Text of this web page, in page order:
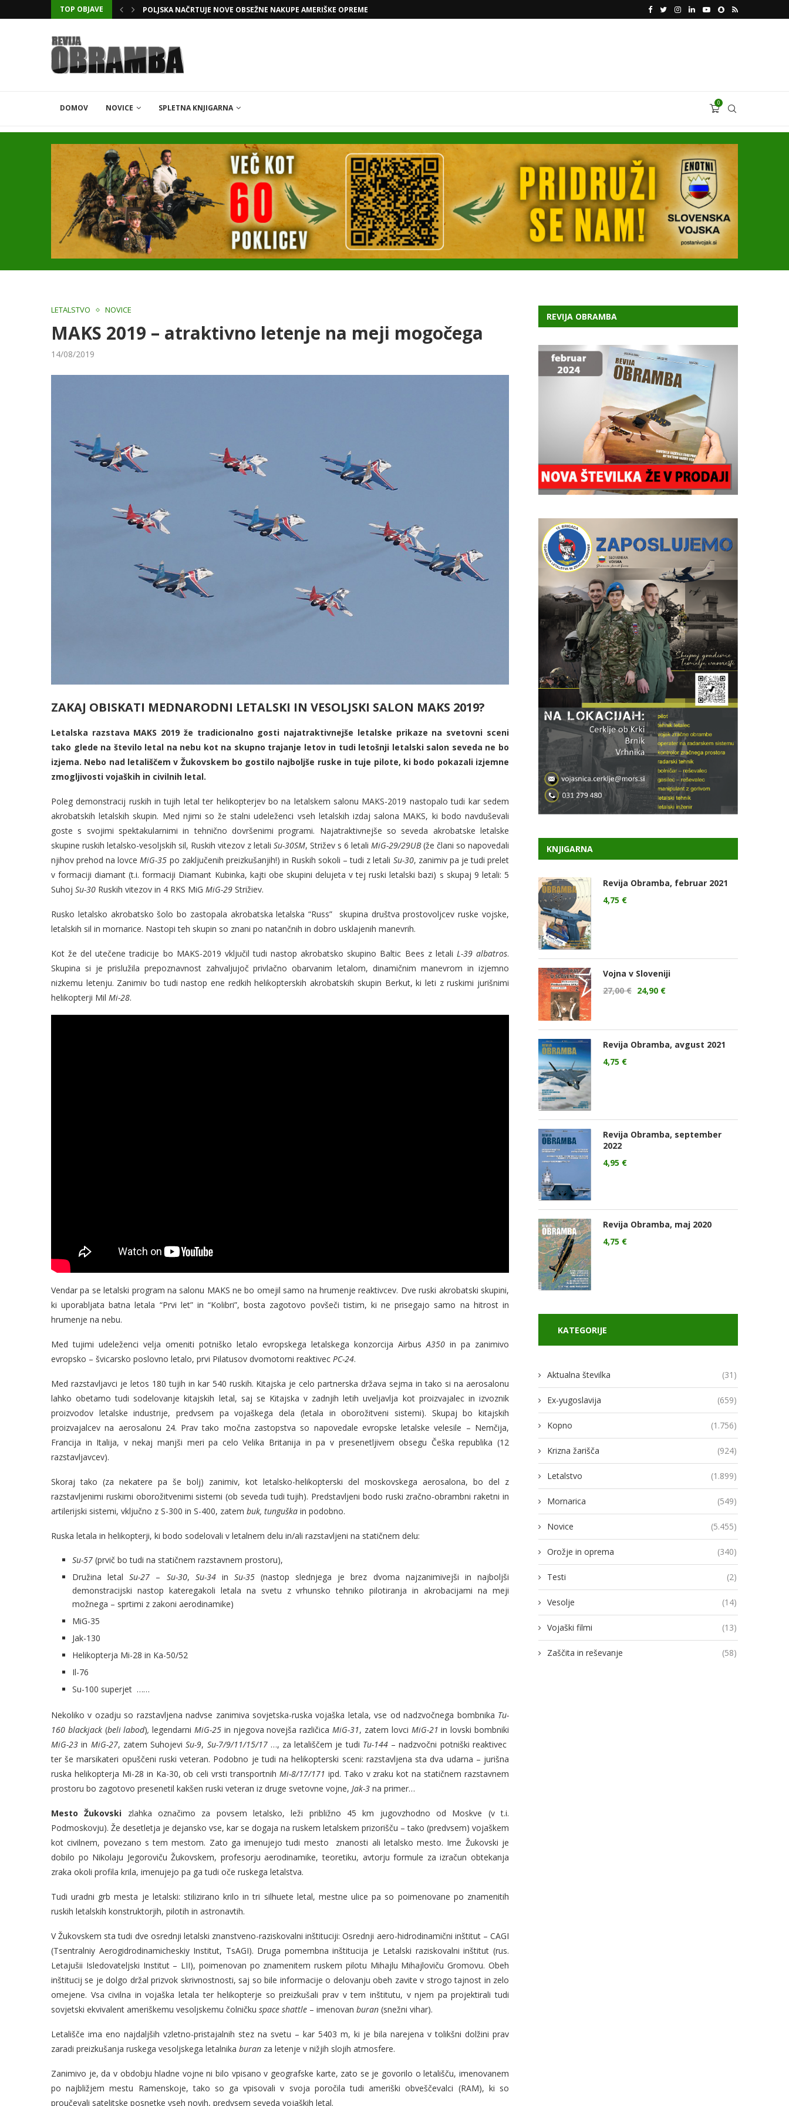
TOP OBJAVE KATARSKI DELNIČAR ZAPLETEL VOLKSWAGNOVE NAČRTE Z RAFAELOM VODJA UKROBORONPROMA HERMAN SMETANIN
DOMOV NOVICE SPLETNA KNJIGARNA
0
LETALSTVO NOVICE
MAKS 2019 – atraktivno letenje na meji mogočega
14/08/2019
ZAKAJ OBISKATI MEDNARODNI LETALSKI IN VESOLJSKI SALON MAKS 2019?
Letalska razstava MAKS 2019 že tradicionalno gosti najatraktivnejše letalske prikaze na svetovni sceni
tako glede na število letal na nebu kot na skupno trajanje letov in tudi letošnji letalski salon seveda ne bo
izjema. Nebo nad letališčem v Žukovskem bo gostilo najboljše ruske in tuje pilote, ki bodo pokazali izjemne
zmogljivosti vojaških in civilnih letal.
Poleg demonstracij ruskih in tujih letal ter helikopterjev bo na letalskem salonu MAKS-2019 nastopalo tudi kar sedem
akrobatskih letalskih skupin. Med njimi so že stalni udeleženci vseh letalskih izdaj salona MAKS, ki bodo navduševali
goste s svojimi spektakularnimi in tehnično dovršenimi programi. Najatraktivnejše so seveda akrobatske letalske
skupine ruskih letalsko-vesoljskih sil, Ruskih vitezov z letali Su-30SM, Strižev s 6 letali MiG-29/29UB(že člani so napovedali
njihov prehod na lovceMiG-35 po zaključenih preizkušanjih!) in Ruskih sokoli – tudi z letali Su-30, zanimiv pa je tudi prelet
v formaciji diamant (t.i. formaciji Diamant Kubinka, kajti obe skupini delujeta v tej ruski letalski bazi) s skupaj 9 letali: 5
Suhoj Su-30 Ruskih vitezov in 4 RKS MiG MiG-29 Strižiev.
Rusko letalsko akrobatsko šolo bo zastopala akrobatska letalska “Russ” skupina društva prostovoljcev ruske vojske,
letalskih sil in mornarice. Nastopi teh skupin so znani po natančnih in dobro usklajenih manevrih.
Kot že del utečene tradicije bo MAKS-2019 vključil tudi nastop akrobatsko skupino Baltic Bees z letali L-39 albatros.
Skupina si je prislužila prepoznavnost zahvaljujoč privlačno obarvanim letalom, dinamičnim manevrom in izjemno
nizkemu letenju. Zanimiv bo tudi nastop ene redkih helikopterskih akrobatskih skupin Berkut, ki leti z ruskimi jurišnimi
helikopterji Mil Mi-28.
Vendar pa se letalski program na salonu MAKS ne bo omejil samo na hrumenje reaktivcev. Dve ruski akrobatski skupini,
ki uporabljata batna letala “Prvi let” in “Kolibri”, bosta zagotovo povšeči tistim, ki ne prisegajo samo na hitrost in
hrumenje na nebu.
Med tujimi udeleženci velja omeniti potniško letalo evropskega letalskega konzorcija Airbus A350 in pa zanimivo
evropsko – švicarsko poslovno letalo, prvi Pilatusov dvomotorni reaktivec PC-24.
Med razstavljavci je letos 180 tujih in kar 540 ruskih. Kitajska je celo partnerska država sejma in tako si na aerosalonu
lahko obetamo tudi sodelovanje kitajskih letal, saj se Kitajska v zadnjih letih uveljavlja kot proizvajalec in izvoznik
proizvodov letalske industrije, predvsem pa vojaškega dela (letala in oborožitveni sistemi). Skupaj bo kitajskih
proizvajalcev na aerosalonu 24. Prav tako močna zastopstva so napovedale evropske letalske velesile – Nemčija,
Francija in Italija, v nekaj manjši meri pa celo Velika Britanija in pa v presenetljivem obsegu Češka republika (12
razstavljavcev).
Skoraj tako (za nekatere pa še bolj) zanimiv, kot letalsko-helikopterski del moskovskega aerosalona, bo del z
razstavljenimi ruskimi oborožitvenimi sistemi (ob seveda tudi tujih). Predstavljeni bodo ruski zračno-obrambni raketni in
artilerijski sistemi, vključno z S-300 in S-400, zatem buk, tunguška in podobno.
Ruska letala in helikopterji, ki bodo sodelovali v letalnem delu in/ali razstavljeni na statičnem delu:
Su-57 (prvič bo tudi na statičnem razstavnem prostoru),
Družina letalSu-27 – Su-30, Su-34in Su-35(nastop slednjega je brez dvoma najzanimivejši in najboljši
demonstracijski nastop kateregakoli letala na svetu z vrhunsko tehniko pilotiranja in akrobacijami na meji
možnega – sprtimi z zakoni aerodinamike)
MiG-35
Jak-130
Helikopterja Mi-28 in Ka-50/52
Il-76
Su-100 superjet ……
Nekoliko v ozadju so razstavljena nadvse zanimiva sovjetska-ruska vojaška letala, vse od nadzvočnega bombnika Tu-
160 blackjack (beli labod), legendarni MiG-25 in njegova novejša različica MiG-31, zatem lovci MiG-21 in lovski bombniki
MiG-23 in MiG-27, zatem SuhojeviSu-9, Su-7/9/11/15/17…, za letališčem je tudi Tu-144 – nadzvočni potniški reaktivec
ter še marsikateri opuščeni ruski veteran. Podobno je tudi na helikopterski sceni: razstavljena sta dva udarna – jurišna
ruska helikopterja Mi-28 in Ka-30, ob celi vrsti transportnih Mi-8/17/171 ipd. Tako v zraku kot na statičnem razstavnem
prostoru bo zagotovo presenetil kakšen ruski veteran iz druge svetovne vojne, Jak-3 na primer…
Mesto Žukovski zlahka označimo za povsem letalsko, leži približno 45 km jugovzhodno od Moskve (v t.i.
Podmoskovju). Že desetletja je dejansko vse, kar se dogaja na ruskem letalskem prizorišču – tako (predvsem) vojaškem
kot civilnem, povezano s tem mestom. Zato ga imenujejo tudi mesto znanosti ali letalsko mesto. Ime Žukovski je
dobilo po Nikolaju Jegoroviču Žukovskem, profesorju aerodinamike, teoretiku, avtorju formule za izračun obtekanja
zraka okoli profila krila, imenujejo pa ga tudi oče ruskega letalstva.
Tudi uradni grb mesta je letalski: stilizirano krilo in tri silhuete letal, mestne ulice pa so poimenovane po znamenitih
ruskih letalskih konstruktorjih, pilotih in astronavtih.
V Žukovskem sta tudi dve osrednji letalski znanstveno-raziskovalni inštituciji: Osrednji aero-hidrodinamični inštitut – CAGI
(Tsentralniy Aerogidrodinamicheskiy Institut, TsAGI). Druga pomembna inštitucija je Letalski raziskovalni inštitut (rus.
Letajušii Isledovateljski Institut – LII), poimenovan po znamenitem ruskem pilotu Mihajlu Mihajloviču Gromovu. Obeh
inštitucij se je dolgo držal prizvok skrivnostnosti, saj so bile informacije o delovanju obeh zavite v strogo tajnost in zelo
omejene. Vsa civilna in vojaška letala ter helikopterje so preizkušali prav v tem inštitutu, v njem pa projektirali tudi
sovjetski ekvivalent ameriškemu vesoljskemu čolničku space shattle – imenovan buran (snežni vihar).
Letališče ima eno najdaljših vzletno-pristajalnih stez na svetu – kar 5403 m, ki je bila narejena v tolikšni dolžini prav
zaradi preizkušanja ruskega vesoljskega letalnika buran za letenje v nižjih slojih atmosfere.
Zanimivo je, da v obdobju hladne vojne ni bilo vpisano v geografske karte, zato se je govorilo o letališču, imenovanem
po najbližjem mestu Ramenskoje, tako so ga vpisovali v svoja poročila tudi ameriški obveščevalci (RAM), ki so
proučevali satelitske posnetke vseh novih, predvsem seveda vojaških letal.
REVIJA OBRAMBA
KNJIGARNA
Revija Obramba, februar 2021
4,75 €
Vojna v Sloveniji
27,00€ 24,90 €
Revija Obramba, avgust 2021
4,75 €
Revija Obramba, september
2022
4,95 €
Revija Obramba, maj 2020
4,75 €
KATEGORIJE
Aktualna številka (31)
Ex-yugoslavija (659)
Kopno (1.756)
Krizna žarišča (924)
Letalstvo (1.899)
Mornarica (549)
Novice (5.455)
Orožje in oprema (340)
Testi (2)
Vesolje (14)
Vojaški filmi (13)
Zaščita in reševanje (58)